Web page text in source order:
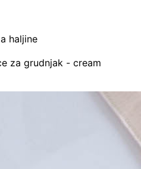
haljine
za grudnjak - cream